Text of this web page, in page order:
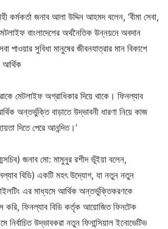
কর্মকর্তা জনাব আলা উদ্দিন আহমদ বলেন, ‘বীমা সেবা,
বাংলাদেশের অর্থনৈতিক উন্নয়নে অবদান
পাওয়ার সুবিধা মানুষের জীবনযাত্রার মান বিকাশে
মেটলাইফ অগ্রাধিকার দিয়ে থাকে। ফিনল্যাব
অন্তর্ভুক্তি বাড়াতে উদ্ভাবনী ধারণা নিয়ে কাজ
দিতে পেরে আনন্দিত।’
জনাব মো: মামুনুর রশীদ ভূঁইয়া বলেন,
বিডি) একটি মহৎ উদ্যোগ, যা নতুন নতুন
এর মাধ্যমে আর্থিক অন্তর্ভুক্তিকরণকে
করি, ফিনল্যাব বিডি কর্তৃক আয়োজিত ফিনটেক
উদ্ভাবকরা নতুন ফিনান্সিয়াল ইনোভেটিভ